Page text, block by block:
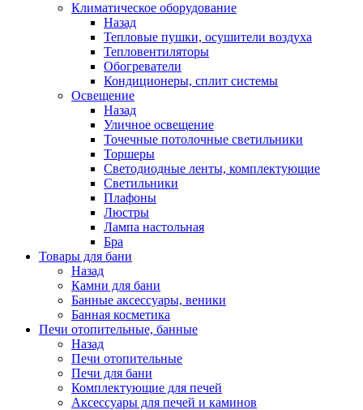
Климатическое оборудование
Назад
Тепловые пушки, осушители воздуха
Тепловентиляторы
Обогреватели
Кондиционеры, сплит системы
Освещение
Назад
Уличное освещение
Точечные потолочные светильники
Торшеры
Светодиодные ленты, комплектующие
Светильники
Плафоны
Люстры
Лампа настольная
Бра
Товары для бани
Назад
Камни для бани
Банные аксессуары, веники
Банная косметика
Печи отопительные, банные
Назад
Печи отопительные
Печи для бани
Комплектующие для печей
Аксессуары для печей и каминов